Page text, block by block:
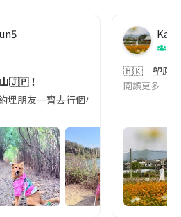
山🇯🇵！
埋朋友一齊去行個小水塘👫🐶🐾 呢度
🇭🇰｜塱原自
閱讀更多